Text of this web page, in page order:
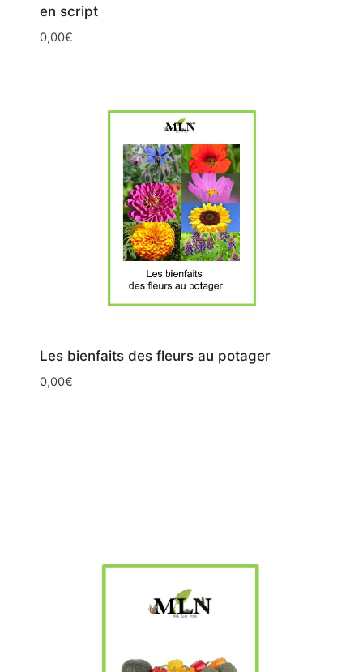
en script
0,00€
Les bienfaits des fleurs au potager
0,00€